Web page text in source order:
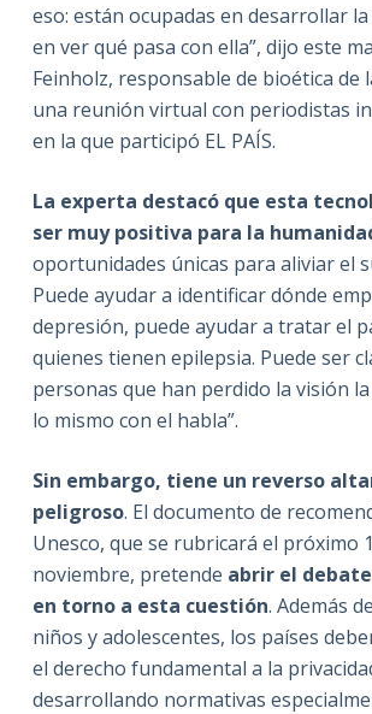
eso: están ocupadas en desarrollar
en ver qué pasa con ella”, dijo este
Feinholz, responsable de bioética de
una reunión virtual con periodistas
en la que participó EL PAÍS.
La experta destacó que esta
ser muy positiva para la
oportunidades únicas para aliviar el
Puede ayudar a identificar dónde
depresión, puede ayudar a tratar el
quienes tienen epilepsia. Puede ser
personas que han perdido la visión
lo mismo con el habla”.
Sin embargo, tiene un reverso
peligroso. El documento de
Unesco, que se rubricará el próximo
noviembre, pretende abrir el
en torno a esta cuestión. Además
niños y adolescentes, los países
el derecho fundamental a la
desarrollando normativas